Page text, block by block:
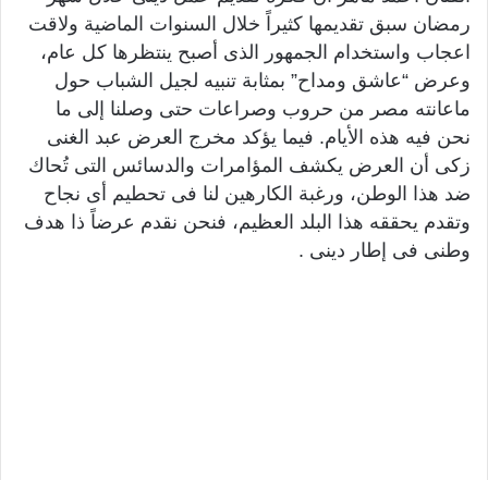
رمضان سبق تقديمها كثيراً خلال السنوات الماضية ولاقت
اعجاب واستخدام الجمهور الذى أصبح ينتظرها كل عام،
وعرض “عاشق ومداح” بمثابة تنبيه لجيل الشباب حول
ماعانته مصر من حروب وصراعات حتى وصلنا إلى ما
نحن فيه هذه الأيام. فيما يؤكد مخرج العرض عبد الغنى
زكى أن العرض يكشف المؤامرات والدسائس التى تُحاك
ضد هذا الوطن، ورغبة الكارهين لنا فى تحطيم أى نجاح
وتقدم يحققه هذا البلد العظيم، فنحن نقدم عرضاً ذا هدف
وطنى فى إطار دينى .